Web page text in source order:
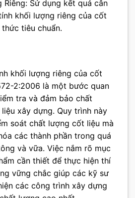
Riêng: Sử dụng kết quả cân
khối lượng riêng của cốt
tiêu chuẩn.
khối lượng riêng của cốt
2:2006 là một bước quan
tra và đảm bảo chất
xây dựng. Quy trình này
soát chất lượng cốt liệu mà
các thành phần trong quá
và vữa. Việc nắm rõ mục
cần thiết để thực hiện thí
vững chắc giúp các kỹ sư
các công trình xây dựng